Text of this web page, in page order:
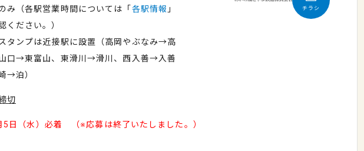
チラシ
み（各駅営業時間については「 各駅情報 」
ださい。）
タンプは近接駅に設置（高岡やぶなみ→高
→東富山、東滑川→滑川、西入善→入善
→泊）
切
5日（水）必着 （※応募は終了いたしました。）